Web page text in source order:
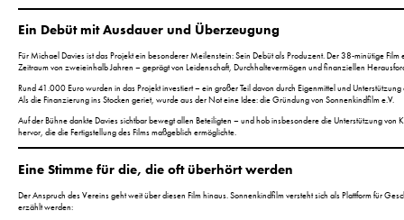
Ein Debüt mit Ausdauer und Überzeugung
Für Michael Davies ist das Projekt ein besonderer Meilenstein: Sein Debüt als Produzent. Der 38-minütige Film
Zeitraum von zweieinhalb Jahren – geprägt von Leidenschaft, Durchhaltevermögen und finanziellen
Rund 41.000 Euro wurden in das Projekt investiert – ein großer Teil davon durch Eigenmittel und Unterstützung
Als die Finanzierung ins Stocken geriet, wurde aus der Not eine Idee: die Gründung von Sonnenkindfilm e.V.
Auf der Bühne dankte Davies sichtbar bewegt allen Beteiligten – und hob insbesondere die Unterstützung von
hervor, die die Fertigstellung des Films maßgeblich ermöglichte.
Eine Stimme für die, die oft überhört werden
Der Anspruch des Vereins geht weit über diesen Film hinaus. Sonnenkindfilm versteht sich als Plattform für
erzählt werden: